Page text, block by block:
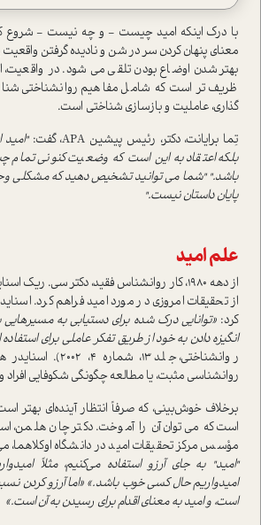
با درک اینکه امید چیست - و چه نیست - شروع
معنای پنهان کردن سر در شن و نادیده گرفتن
بهتر شدن اوضاع بودن تلقی می شود. در واقعیت،
ظریف تر است که شامل مفاهیم روانشناختی
گذاری، عاملیت و بازسازی شناختی است.
تِما برایانت، دکتر، رئیس پیشین APA، گفت:
بلکه اعتقاد به این است که وضعیت کنونی تمام
باشد." "شما می توانید تشخیص دهید که مشکلی
پایان داستان نیست."
علم امید
از دهه 1980، کار روانشناس فقید، دکتر سی. ریک
از تحقیقات امروزی در مورد امید فراهم کرد.
کرد: «توانایی درک شده برای دستیابی به
انگیزه دادن به خود از طریق تفکر عاملی برای
روانشناختی، جلد 13،
روانشناسی مثبت، یا مطالعه چگونگی شکوفایی افراد
برخلاف خوش‌بینی، که صرفاً انتظار آینده‌ای بهتر
است که می‌توان آن را آموخت. دکتر چان هلمن،
مؤسس مرکز تحقیقات امید در دانشگاه اوکلاهما،
"امید" به جای آرزو استفاده می‌کنیم، مثلاً
امیدواریم حال کسی خوب باشد.» «اما آرزو کردن
است، و امید به معنای اقدام برای رسیدن به آن است.»